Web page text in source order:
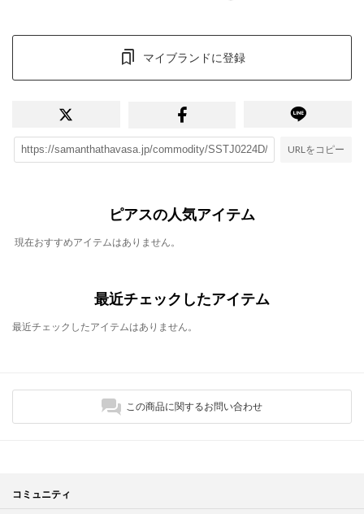
マイブランドに登録
URLをコピー
ピアスの人気アイテム
現在おすすめアイテムはありません。
最近チェックしたアイテム
最近チェックしたアイテムはありません。
この商品に関するお問い合わせ
コミュニティ